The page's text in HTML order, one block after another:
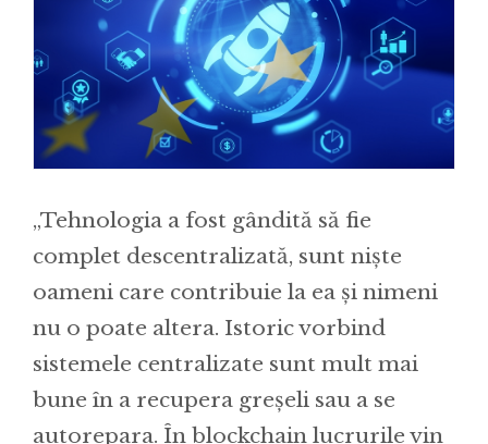
„Tehnologia a fost gândită să fie
complet descentralizată, sunt niște
oameni care contribuie la ea și nimeni
nu o poate altera. Istoric vorbind
sistemele centralizate sunt mult mai
bune în a recupera greșeli sau a se
autorepara. În blockchain lucrurile vin